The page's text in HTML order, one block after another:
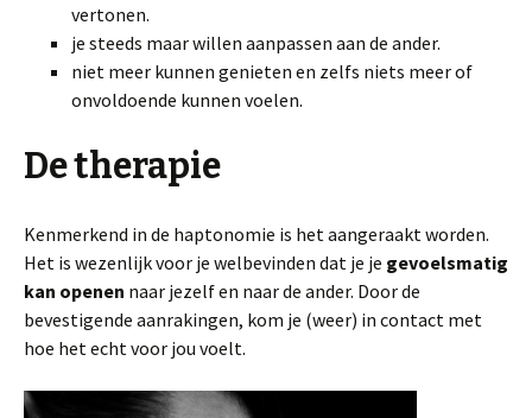
vertonen.
je steeds maar willen aanpassen aan de ander.
niet meer kunnen genieten en zelfs niets meer of
onvoldoende kunnen voelen.
De therapie
Kenmerkend in de haptonomie is het aangeraakt worden.
Het is wezenlijk voor je welbevinden dat je je gevoelsmatig
kan openen naar jezelf en naar de ander. Door de
bevestigende aanrakingen, kom je (weer) in contact met
hoe het echt voor jou voelt.